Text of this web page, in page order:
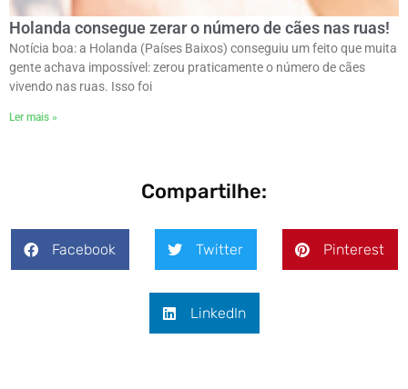
Holanda consegue zerar o número de cães nas ruas!
Notícia boa: a Holanda (Países Baixos) conseguiu um feito que muita
gente achava impossível: zerou praticamente o número de cães
vivendo nas ruas. Isso foi
Ler mais »
Compartilhe:
Facebook Twitter Pinterest
LinkedIn